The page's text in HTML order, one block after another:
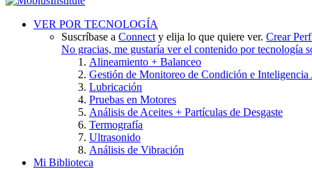
VER POR TECNOLOGÍA
Suscríbase a Connect y elija lo que quiere ver. Crear
No gracias, me gustaría ver el contenido por tecnología
Alineamiento + Balanceo
Gestión de Monitoreo de Condición e
Lubricación
Pruebas en Motores
Análisis de Aceites + Partículas de Desgaste
Termografía
Ultrasonido
Análisis de Vibración
Mi Biblioteca